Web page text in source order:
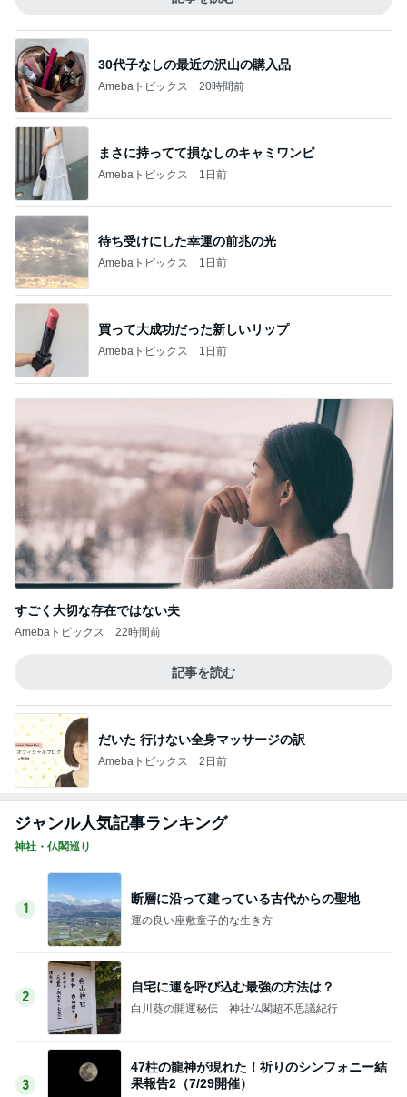
30代子なしの最近の沢山の購入品
Amebaトピックス 20時間前
まさに持ってて損なしのキャミワンピ
Amebaトピックス 1日前
待ち受けにした幸運の前兆の光
Amebaトピックス 1日前
買って大成功だった新しいリップ
Amebaトピックス 1日前
すごく大切な存在ではない夫
Amebaトピックス 22時間前
記事を読む
だいた 行けない全身マッサージの訳
Amebaトピックス 2日前
ジャンル人気記事ランキング
神社・仏閣巡り
1
断層に沿って建っている古代からの聖地
運の良い座敷童子的な生き方
2
自宅に運を呼び込む最強の方法は？
白川葵の開運秘伝 神社仏閣超不思議紀行
3
47柱の龍神が現れた！祈りのシンフォニー結
果報告2（7/29開催）